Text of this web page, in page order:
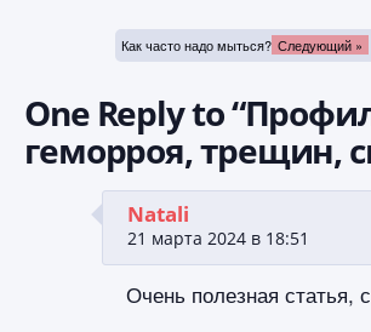
Как часто надо мыться? Следующий »
One Reply to
геморроя, трещин,
Natali
21 марта 2024 в 18:51
Очень полезная статья,